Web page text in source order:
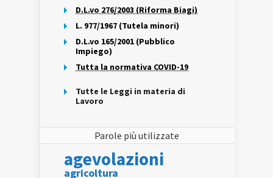
D.L.vo 276/2003 (Riforma Biagi)
L. 977/1967 (Tutela minori)
D.L.vo 165/2001 (Pubblico
Impiego)
Tutta la normativa COVID-19
Tutte le Leggi in materia di
Lavoro
Parole più utilizzate
agevolazioni
agricoltura